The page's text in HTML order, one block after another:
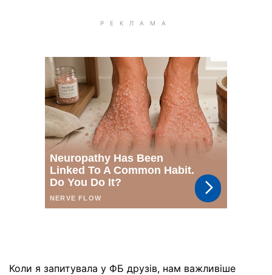
Коли я запитувала у ФБ друзів, нам важливіше